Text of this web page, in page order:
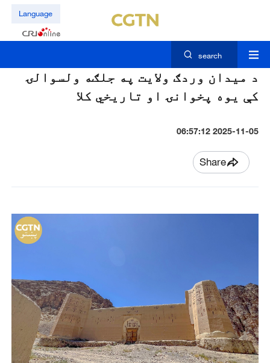
Language
search
د میدان وردګ ولایت په جلګه ولسوالۍ
کې یوه پخوانۍ او تاریخي کلا
2025-11-05 06:57:12
Share